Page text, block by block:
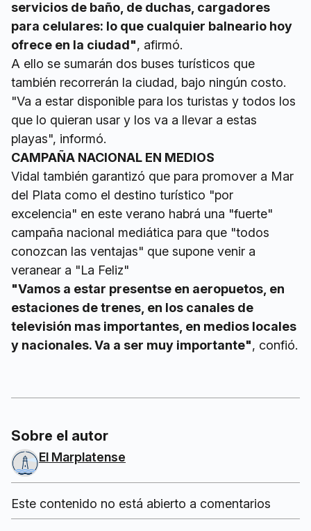
servicios de baño, de duchas, cargadores
para celulares: lo que cualquier balneario hoy
ofrece en la ciudad", afirmó.
A ello se sumarán dos buses turísticos que
también recorrerán la ciudad, bajo ningún costo.
"Va a estar disponible para los turistas y todos los
que lo quieran usar y los va a llevar a estas
playas", informó.
CAMPAÑA NACIONAL EN MEDIOS
Vidal también garantizó que para promover a Mar
del Plata como el destino turístico "por
excelencia" en este verano habrá una "fuerte"
campaña nacional mediática para que "todos
conozcan las ventajas" que supone venir a
veranear a "La Feliz"
"Vamos a estar presentse en aeropuetos, en
estaciones de trenes, en los canales de
televisión mas importantes, en medios locales
y nacionales. Va a ser muy importante", confió.
Sobre el autor
El Marplatense
Este contenido no está abierto a comentarios